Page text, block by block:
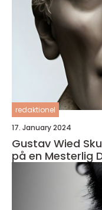
redaktionel
17. January 2024
Gustav Wied
på en Mesterlig